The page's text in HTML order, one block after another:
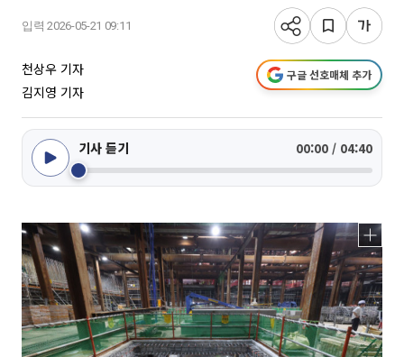
입력 2026-05-21 09:11
천상우 기자
김지영 기자
구글 선호매체 추가
기사 듣기 00:00 / 04:40